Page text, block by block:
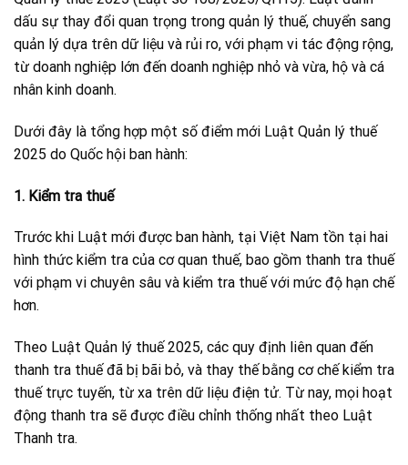
dấu sự thay đổi quan trọng trong quản lý thuế, chuyển sang
quản lý dựa trên dữ liệu và rủi ro, với phạm vi tác động rộng,
từ doanh nghiệp lớn đến doanh nghiệp nhỏ và vừa, hộ và cá
nhân kinh doanh.
Dưới đây là tổng hợp một số điểm mới Luật Quản lý thuế
2025 do Quốc hội ban hành:
1. Kiểm tra thuế
Trước khi Luật mới được ban hành, tại Việt Nam tồn tại hai
hình thức kiểm tra của cơ quan thuế, bao gồm thanh tra thuế
với phạm vi chuyên sâu và kiểm tra thuế với mức độ hạn chế
hơn.
Theo Luật Quản lý thuế 2025, các quy định liên quan đến
thanh tra thuế đã bị bãi bỏ, và thay thế bằng cơ chế kiểm tra
thuế trực tuyến, từ xa trên dữ liệu điện tử. Từ nay, mọi hoạt
động thanh tra sẽ được điều chỉnh thống nhất theo Luật
Thanh tra.